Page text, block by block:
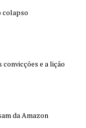
colapso
e a lição
da Amazon